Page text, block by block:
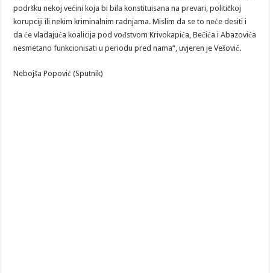
podršku nekoj većini koja bi bila konstituisana na prevari, političkoj
korupciji ili nekim kriminalnim radnjama. Mislim da se to neće desiti i
da će vladajuća koalicija pod vođstvom Krivokapića, Bečića i Abazovića
nesmetano funkcionisati u periodu pred nama“, uvjeren je Vešović.
Nebojša Popović (Sputnik)